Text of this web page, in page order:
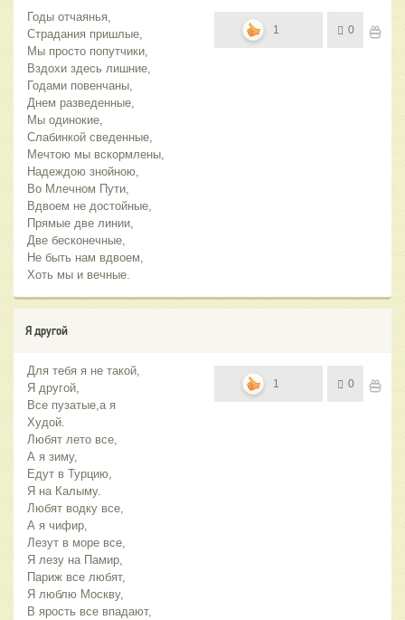
Годы отчаянья,
Страдания пришлые,
Мы просто попутчики,
Вздохи здесь лишние,
Годами повенчаны,
Днем разведенные,
Мы одинокие,
Слабинкой сведенные,
Мечтою мы вскормлены,
Надеждою знойною,
Во Млечном Пути,
Вдвоем не достойные,
Прямые две линии,
Две бесконечные,
Не быть нам вдвоем,
Хоть мы и вечные.
1 0
Я другой
Для тебя я не такой,
Я другой,
Все пузатые,а я
Худой.
Любят лето все,
А я зиму,
Едут в Турцию,
Я на Калыму.
Любят водку все,
А я чифир,
Лезут в море все,
Я лезу на Памир,
Париж все любят,
Я люблю Москву,
В ярость все впадают,
1 0